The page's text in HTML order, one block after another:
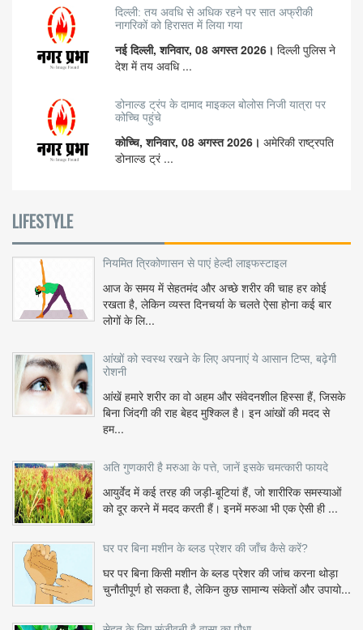
दिल्ली: तय अवधि से अधिक रहने पर सात अफ्रीकी
नागरिकों को हिरासत में लिया गया
नई दिल्ली, शनिवार, 08 अगस्त 2026। दिल्ली पुलिस ने
देश में तय अवधि ...
डोनाल्ड ट्रंप के दामाद माइकल बोलोस निजी यात्रा पर
कोच्चि पहुंचे
कोच्चि, शनिवार, 08 अगस्त 2026। अमेरिकी राष्ट्रपति
डोनाल्ड ट्रं ...
LIFESTYLE
नियमित त्रिकोणासन से पाएं हेल्दी लाइफस्टाइल
आज के समय में सेहतमंद और अच्छे शरीर की चाह हर कोई
रखता है, लेकिन व्यस्त दिनचर्या के चलते ऐसा होना कई बार
लोगों के लि...
आंखों को स्वस्थ रखने के लिए अपनाएं ये आसान टिप्स, बढ़ेगी
रोशनी
आंखें हमारे शरीर का वो अहम और संवेदनशील हिस्सा हैं, जिसके
बिना जिंदगी की राह बेहद मुश्किल है। इन आंखों की मदद से
हम...
अति गुणकारी है मरुआ के पत्ते, जानें इसके चमत्कारी फायदे
आयुर्वेद में कई तरह की जड़ी-बूटियां हैं, जो शारीरिक समस्याओं
को दूर करने में मदद करती हैं। इनमें मरुआ भी एक ऐसी ही ...
घर पर बिना मशीन के ब्लड प्रेशर की जाँच कैसे करें?
घर पर बिना किसी मशीन के ब्लड प्रेशर की जांच करना थोड़ा
चुनौतीपूर्ण हो सकता है, लेकिन कुछ सामान्य संकेतों और उपायो...